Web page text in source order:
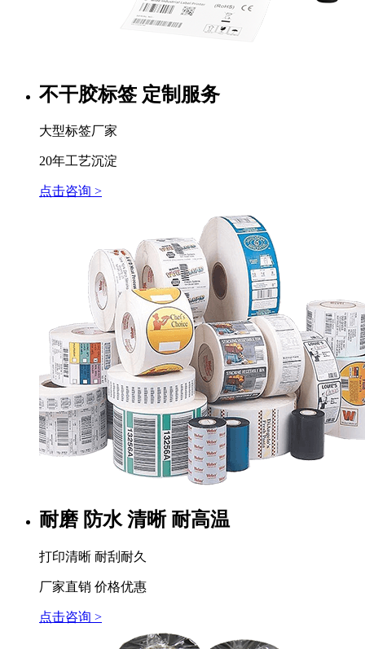
不干胶标签 定制服务
大型标签厂家
20年工艺沉淀
点击咨询 >
耐磨 防水 清晰 耐高温
打印清晰 耐刮耐久
厂家直销 价格优惠
点击咨询 >